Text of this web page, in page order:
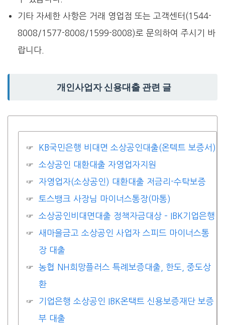
기타 자세한 사항은 거래 영업점 또는 고객센터(1544-
8008/1577-8008/1599-8008)로 문의하여 주시기 바
랍니다.
개인사업자 신용대출 관련 글
KB국민은행 비대면 소상공인대출(온텍트 보증서)
소상공인 대환대출 자영업자지원
자영업자(소상공인) 대환대출 저금리-수탁보증
토스뱅크 사장님 마이너스통장(마통)
소상공인비대면대출 정책자금대상 – IBK기업은행
새마을금고 소상공인 사업자 스피드 마이너스통
장 대출
농협 NH희망플러스 특례보증대출, 한도, 중도상
환
기업은행 소상공인 IBK온택트 신용보증재단 보증
부 대출